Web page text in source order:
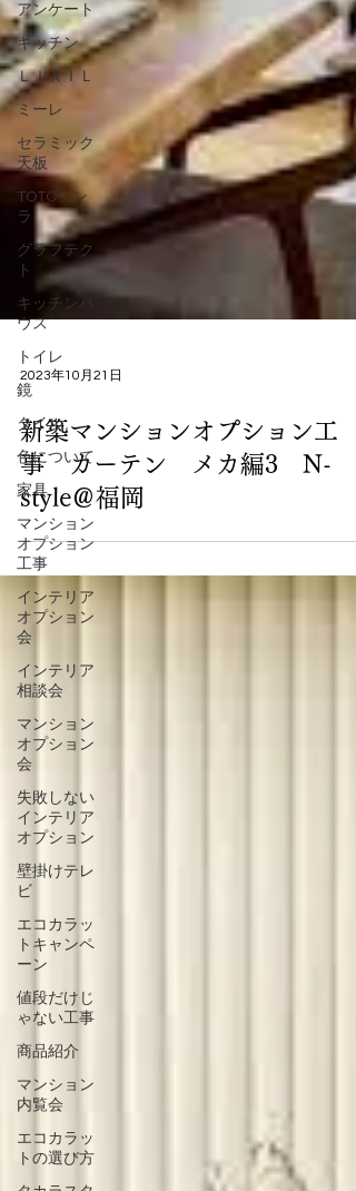
アンケート
キッチン
ＬＩＸＩＬ
ミーレ
セラミック
天板
TOTOシン
ラ
グラフテク
ト
キッチンハ
ウス
トイレ
鏡
タイル
色について
家具
マンション
オプション
工事
インテリア
オプション
会
インテリア
相談会
マンション
オプション
会
失敗しない
インテリア
オプション
壁掛けテレ
ビ
エコカラッ
トキャンペ
ーン
値段だけじ
ゃない工事
商品紹介
マンション
内覧会
エコカラッ
トの選び方
新築マンションオプション工
事 カーテン メカ編3 N-
style＠福岡